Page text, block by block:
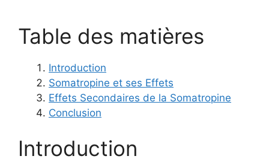
Table des matières
Introduction
Somatropine et ses Effets
Effets Secondaires de la Somatropine
Conclusion
Introduction